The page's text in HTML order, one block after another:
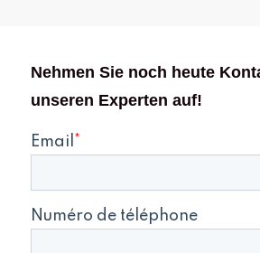
Nehmen Sie noch heute
unseren Experten auf!